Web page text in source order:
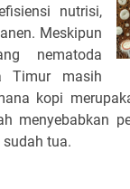
nutrisi,
Meskipun
nematoda
Timur masih
kopi
menyebabkan
tua.